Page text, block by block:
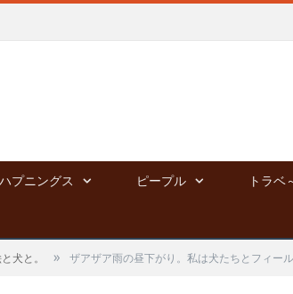
プニングス ピープル トラベ
犬と。 » ザアザア雨の昼下がり。私は犬たちとフィー